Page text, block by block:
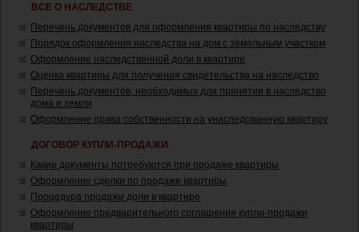
ВСЕ О НАСЛЕДСТВЕ
Перечень документов для оформления квартиры по наследству
Порядок оформления наследства на дом с земельным участком
Оформление наследственной доли в квартире
Оценка квартиры для получения свидетельства на наследство
Перечень документов, необходимых для принятия в наследство
дома и земли
Оформление права собственности на унаследованную квартиру
ДОГОВОР КУПЛИ-ПРОДАЖИ
Какие документы потребуются при продаже квартиры
Оформление сделки по продаже квартиры
Процедура продажи доли в квартире
Оформление предварительного соглашения купли-продажи
квартиры